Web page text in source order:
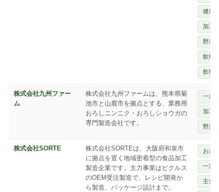
健康
加工
野菜
飲料
飲料
株式会社九州ファー
ム
株式会社九州ファームは、熊本県菊
池市と山鹿市を拠点とする、業務用
おろしニンニク・おろしショウガの
専門製造会社です。
一次
加工
野菜
株式会社SORTE
株式会社SORTEは、大阪府和泉市
に拠点を置く地域密着型の食品加工
製造企業です。主力事業はピクルス
のOEM受注製造で、レシピ開発か
ら製造、パッケージ設計まで。
おか
一次
主食